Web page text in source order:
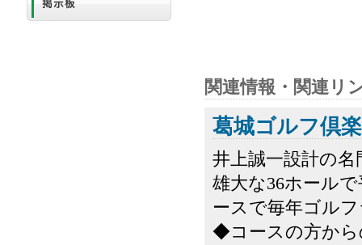
関連情報・関連リ
葛城ゴルフ倶
井上誠一設計の
雄大な36ホール
ースで毎年ゴル
◆コースの方から